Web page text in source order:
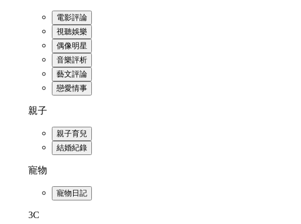
電影評論
視聽娛樂
偶像明星
音樂評析
藝文評論
戀愛情事
親子
親子育兒
結婚紀錄
寵物
寵物日記
3C